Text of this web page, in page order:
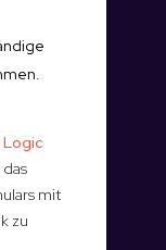
Logic
das
mit
zu